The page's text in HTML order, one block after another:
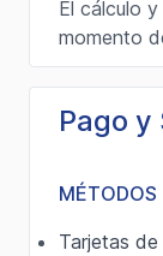
El cálculo
momento
Pago y
MÉTODOS
Tarjetas